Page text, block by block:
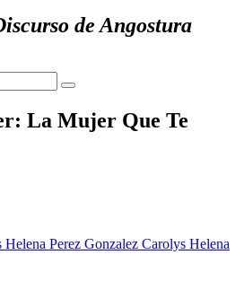
de Angostura
La Mujer Que Te
Carolys Helena